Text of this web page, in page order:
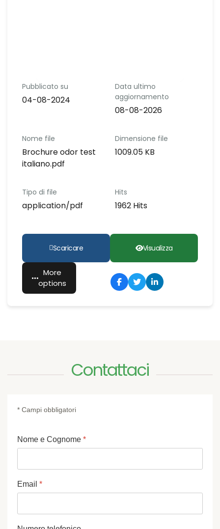
Pubblicato su
04-08-2024
Data ultimo
aggiornamento
08-08-2026
Nome file
Brochure odor test
italiano.pdf
Dimensione file
1009.05 KB
Tipo di file
application/pdf
Hits
1962 Hits
Scaricare Visualizza
More
options
Contattaci
* Campi obbligatori
Nome e Cognome *
Email *